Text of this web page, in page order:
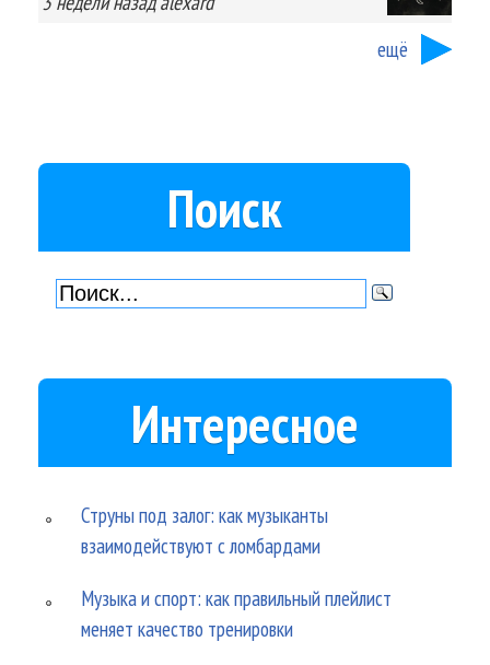
ещё
Поиск
Интересное
Струны под залог: как музыканты
взаимодействуют с ломбардами
Музыка и спорт: как правильный плейлист
меняет качество тренировки